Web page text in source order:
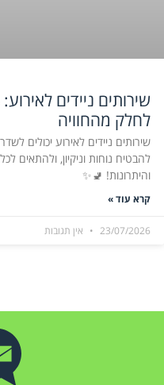
שירותים ניידים
לחלק מהחוויה
שירותים ניידים לאירוע יכולים
להבטיח נוחות וניקיון, ולהתאים
והיתרונות! 🚽✨
קרא עוד »
23/07/2026 אין תגובות